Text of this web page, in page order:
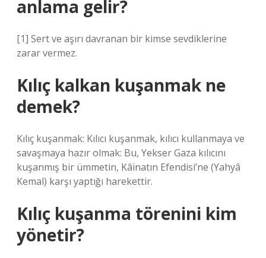
anlama gelir?
[1] Sert ve aşırı davranan bir kimse sevdiklerine
zarar vermez.
Kılıç kalkan kuşanmak ne
demek?
Kılıç kuşanmak: Kılıcı kuşanmak, kılıcı kullanmaya ve
savaşmaya hazır olmak: Bu, Yekser Gaza kılıcını
kuşanmış bir ümmetin, Kâinatın Efendisi’ne (Yahyâ
Kemal) karşı yaptığı harekettir.
Kılıç kuşanma törenini kim
yönetir?